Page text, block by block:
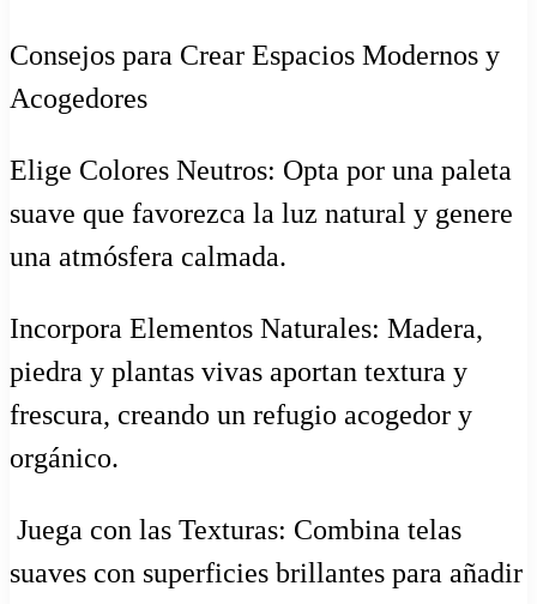
Consejos para Crear Espacios Modernos y
Acogedores
Elige Colores Neutros: Opta por una paleta
suave que favorezca la luz natural y genere
una atmósfera calmada.
Incorpora Elementos Naturales: Madera,
piedra y plantas vivas aportan textura y
frescura, creando un refugio acogedor y
orgánico.
️ Juega con las Texturas: Combina telas
suaves con superficies brillantes para añadir